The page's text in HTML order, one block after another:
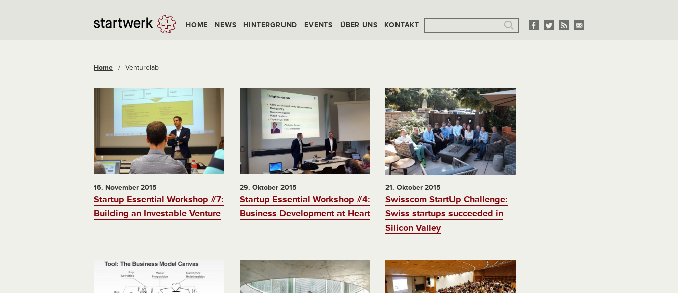
HOME NEWS HINTERGRUND EVENTS ÜBER UNS KONTAKT
Home / Venturelab
16. November 2015
Startup Essential Workshop #7:
Building an Investable Venture
29. Oktober 2015
Startup Essential Workshop #4:
Business Development at Heart
21. Oktober 2015
Swisscom StartUp Challenge:
Swiss startups succeeded in
Silicon Valley